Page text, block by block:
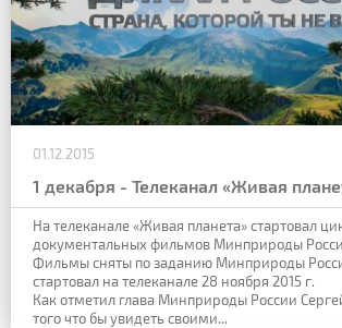
01.12.2015
1 декабря - Телеканал «Живая
На телеканале «Живая планета» стартовал
документальных фильмов Минприроды
Фильмы сняты по заданию Минприроды
стартовал на телеканале 28 ноября 2015 г.
Как отметил глава Минприроды России
того что бы увидеть своими...